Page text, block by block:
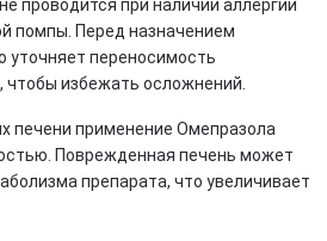
проводится при наличии аллергии
помпы. Перед назначением
уточняет переносимость
чтобы избежать осложнений.
печени применение Омепразола
Поврежденная печень может
препарата, что увеличивает